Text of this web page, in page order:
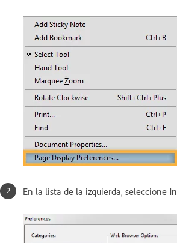
En la lista de la izquierda, seleccione